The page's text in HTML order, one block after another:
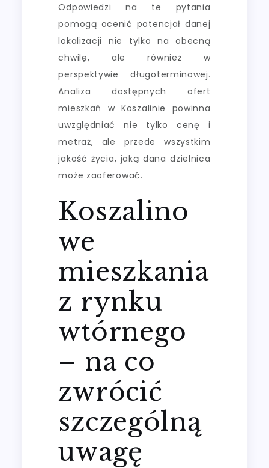
Odpowiedzi na te pytania
pomogą ocenić potencjał danej
lokalizacji nie tylko na obecną
chwilę, ale również w
perspektywie długoterminowej.
Analiza dostępnych ofert
mieszkań w Koszalinie powinna
uwzględniać nie tylko cenę i
metraż, ale przede wszystkim
jakość życia, jaką dana dzielnica
może zaoferować.
Koszalino
we
mieszkania
z rynku
wtórnego
– na co
zwrócić
szczególną
uwagę